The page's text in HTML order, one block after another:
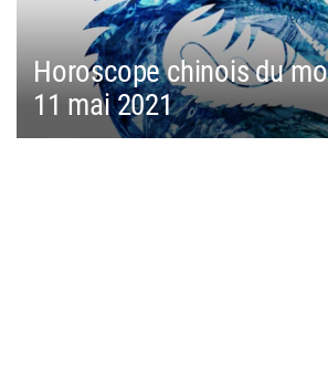
Horoscope chinois du
11 mai 2021